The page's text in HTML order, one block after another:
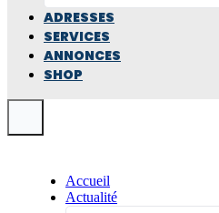
ADRESSES
SERVICES
ANNONCES
SHOP
Accueil
Actualité